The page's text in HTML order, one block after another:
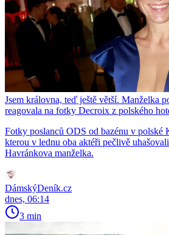
Jsem královna, teď ještě větší. Manželka
reagovala na fotky Decroix z polského
Fotky poslanců ODS od bazénu v polské
kterou v lednu oba aktéři pečlivě
Havránkova manželka.
DámskýDeník.cz
dnes, 06:14
3 min